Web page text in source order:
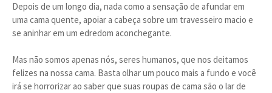
Depois de um longo dia, nada como a sensação de afundar em
uma cama quente, apoiar a cabeça sobre um travesseiro macio e
se aninhar em um edredom aconchegante.
Mas não somos apenas nós, seres humanos, que nos deitamos
felizes na nossa cama. Basta olhar um pouco mais a fundo e você
irá se horrorizar ao saber que suas roupas de cama são o lar de